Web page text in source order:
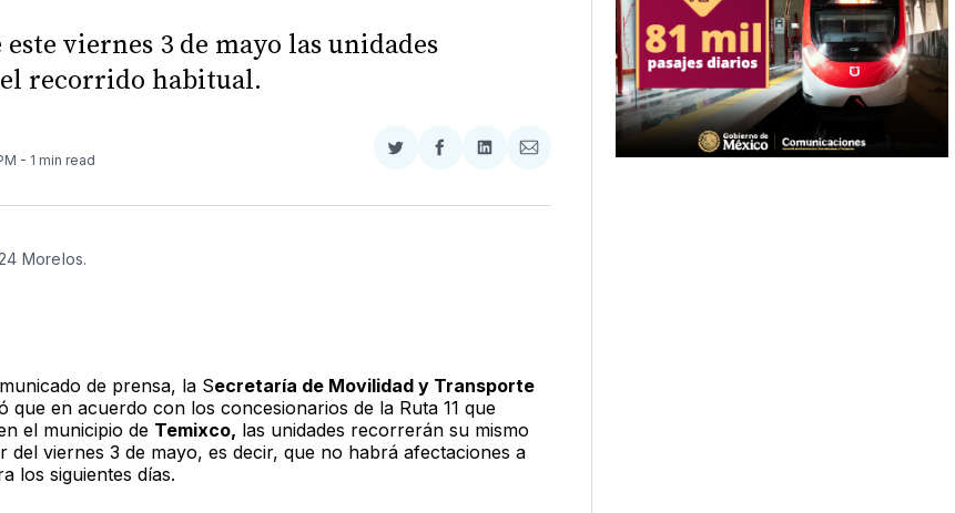
viernes 3 de mayo las unidades
recorrido habitual.
- 1 min read
Compartir
Twitter
Compartir
Facebook
Compartir
LinkedIn
Compartir
Email
Morelos.
de prensa, la Secretaría de Movilidad y Transporte
que en acuerdo con los concesionarios de la Ruta 11 que
el municipio de Temixco, las unidades recorrerán su mismo
del viernes 3 de mayo, es decir, que no habrá afectaciones a
los siguientes días.